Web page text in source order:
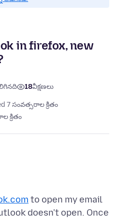
in firefox, new
18వీక్షణలు
7 సంవత్సరాల క్రితం
క్రితం
to open my email
doesn't open. Once